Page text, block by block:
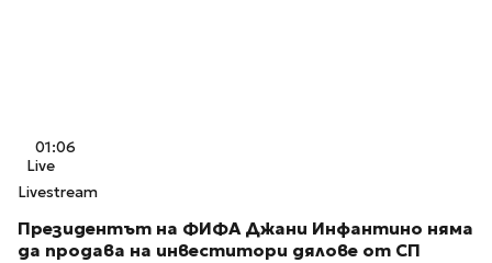
01:06
Live
Livestream
Президентът на ФИФА Джани Инфантино няма
да продава на инвеститори дялове от СП